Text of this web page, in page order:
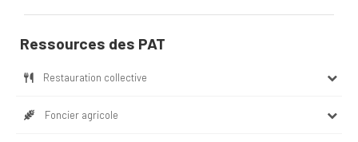
Ressources des PAT
Restauration collective
Foncier agricole